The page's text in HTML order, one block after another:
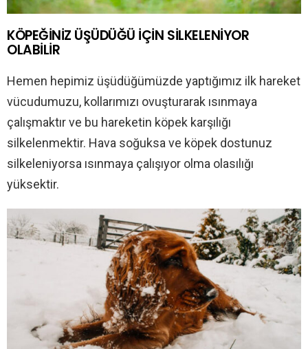
KÖPEĞİNİZ ÜŞÜDÜĞÜ İÇİN SİLKELENİYOR
OLABİLİR
Hemen hepimiz üşüdüğümüzde yaptığımız ilk hareket
vücudumuzu, kollarımızı ovuşturarak ısınmaya
çalışmaktır ve bu hareketin köpek karşılığı
silkelenmektir. Hava soğuksa ve köpek dostunuz
silkeleniyorsa ısınmaya çalışıyor olma olasılığı
yüksektir.